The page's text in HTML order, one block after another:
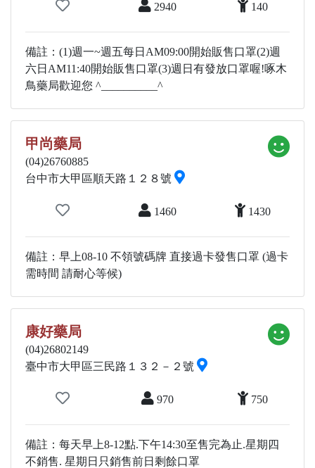
2940 140
備註：(1)週一~週五每日AM09:00開始販售口罩(2)週
六日AM11:40開始販售口罩(3)週日有發放口罩喔!啄木
鳥藥局歡迎您 ^__________^
甲尚藥局
(04)26760885
台中市大甲區順天路１２８號
1460 1430
備註：早上08-10 不領號碼牌 直接過卡發售口罩 (過卡
需時間 請耐心等候)
康好藥局
(04)26802149
臺中市大甲區三民路１３２－２號
970 750
備註：每天早上8-12點.下午14:30至售完為止.星期四
不銷售. 星期日只銷售前日剩餘口罩